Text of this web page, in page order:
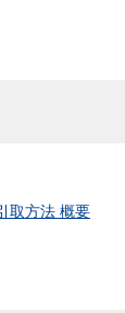
取方法 概要